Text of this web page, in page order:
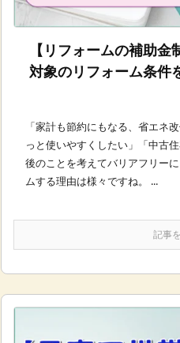
【リフォームの補助金
対象のリフォーム条件
「家計も節約にもなる、省エネ
っと使いやすくしたい」「中古
後のことを考えてバリアフリー
ムする理由は様々ですね。 ...
記事